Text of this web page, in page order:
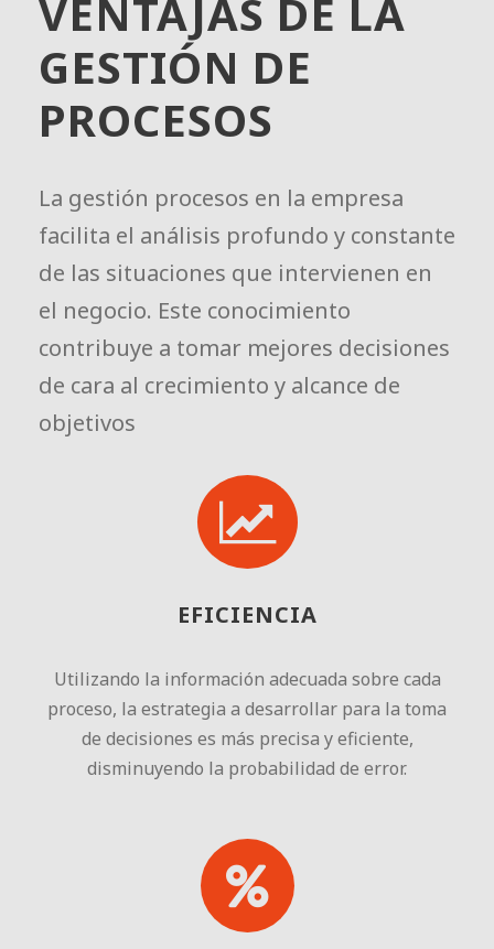
VENTAJAS DE LA
GESTIÓN DE
PROCESOS
La gestión procesos en la empresa
facilita el análisis profundo y constante
de las situaciones que intervienen en
el negocio. Este conocimiento
contribuye a tomar mejores decisiones
de cara al crecimiento y alcance de
objetivos
EFICIENCIA
Utilizando la información adecuada sobre cada
proceso, la estrategia a desarrollar para la toma
de decisiones es más precisa y eficiente,
disminuyendo la probabilidad de error.